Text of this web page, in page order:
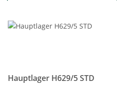
Hauptlager H629/5 STD